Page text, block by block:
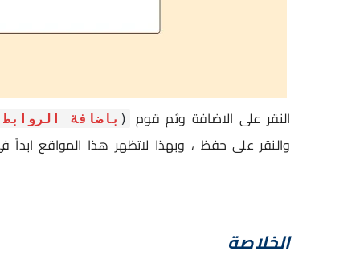
النقر على الاضافة وثم قوم ( باضافة
والنقر على حفظ ، وبهذا لاتظهر هذا المواقع ابداً
الخلاصة